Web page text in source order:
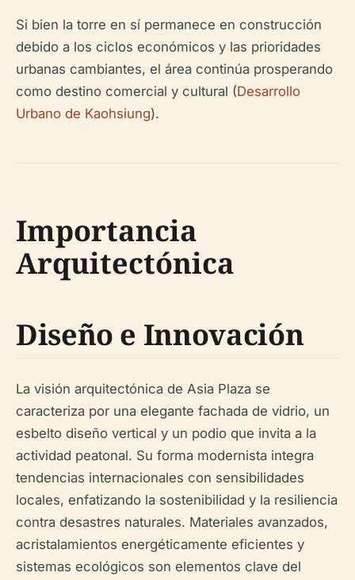
Si bien la torre en sí permanece en construcción
debido a los ciclos económicos y las prioridades
urbanas cambiantes, el área continúa prosperando
como destino comercial y cultural (Desarrollo
Urbano de Kaohsiung).
Importancia
Arquitectónica
Diseño e Innovación
La visión arquitectónica de Asia Plaza se
caracteriza por una elegante fachada de vidrio, un
esbelto diseño vertical y un podio que invita a la
actividad peatonal. Su forma modernista integra
tendencias internacionales con sensibilidades
locales, enfatizando la sostenibilidad y la resiliencia
contra desastres naturales. Materiales avanzados,
acristalamientos energéticamente eficientes y
sistemas ecológicos son elementos clave del